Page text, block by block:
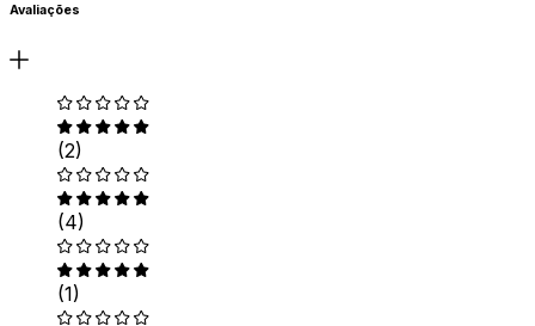
Avaliações
(2)
(4)
(1)